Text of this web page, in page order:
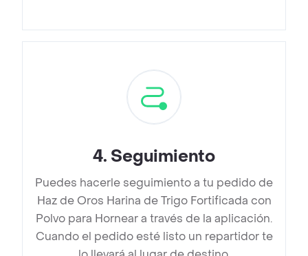
4. Seguimiento
Puedes hacerle seguimiento a tu pedido de
Haz de Oros Harina de Trigo Fortificada con
Polvo para Hornear a través de la aplicación.
Cuando el pedido esté listo un repartidor te